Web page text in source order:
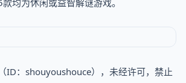
均为休闲或益智解谜游戏。
ID：shouyoushouce），未经许可，禁止